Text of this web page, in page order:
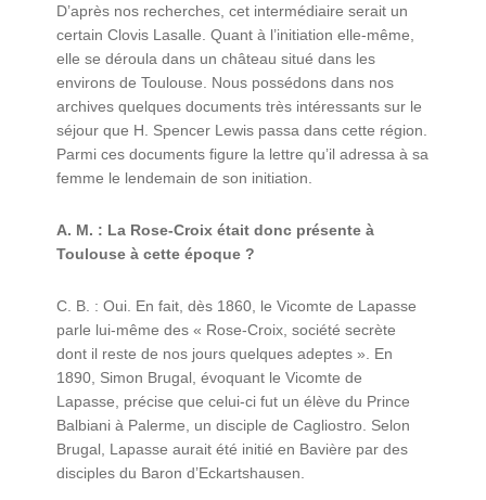
D’après nos recherches, cet intermédiaire serait un
certain Clovis Lasalle. Quant à l’initiation elle-même,
elle se déroula dans un château situé dans les
environs de Toulouse. Nous possédons dans nos
archives quelques documents très intéressants sur le
séjour que H. Spencer Lewis passa dans cette région.
Parmi ces documents figure la lettre qu’il adressa à sa
femme le lendemain de son initiation.
A. M. : La Rose-Croix était donc présente à
Toulouse à cette époque ?
C. B. : Oui. En fait, dès 1860, le Vicomte de Lapasse
parle lui-même des « Rose-Croix, société secrète
dont il reste de nos jours quelques adeptes ». En
1890, Simon Brugal, évoquant le Vicomte de
Lapasse, précise que celui-ci fut un élève du Prince
Balbiani à Palerme, un disciple de Cagliostro. Selon
Brugal, Lapasse aurait été initié en Bavière par des
disciples du Baron d’Eckartshausen.